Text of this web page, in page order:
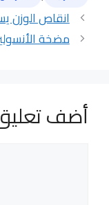
انقاص الوزن
مضخة
أضف